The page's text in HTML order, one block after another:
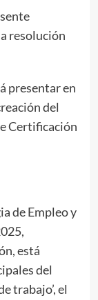
resolución
presentar en
del
Certificación
de Empleo y
está
del
trabajo’, el